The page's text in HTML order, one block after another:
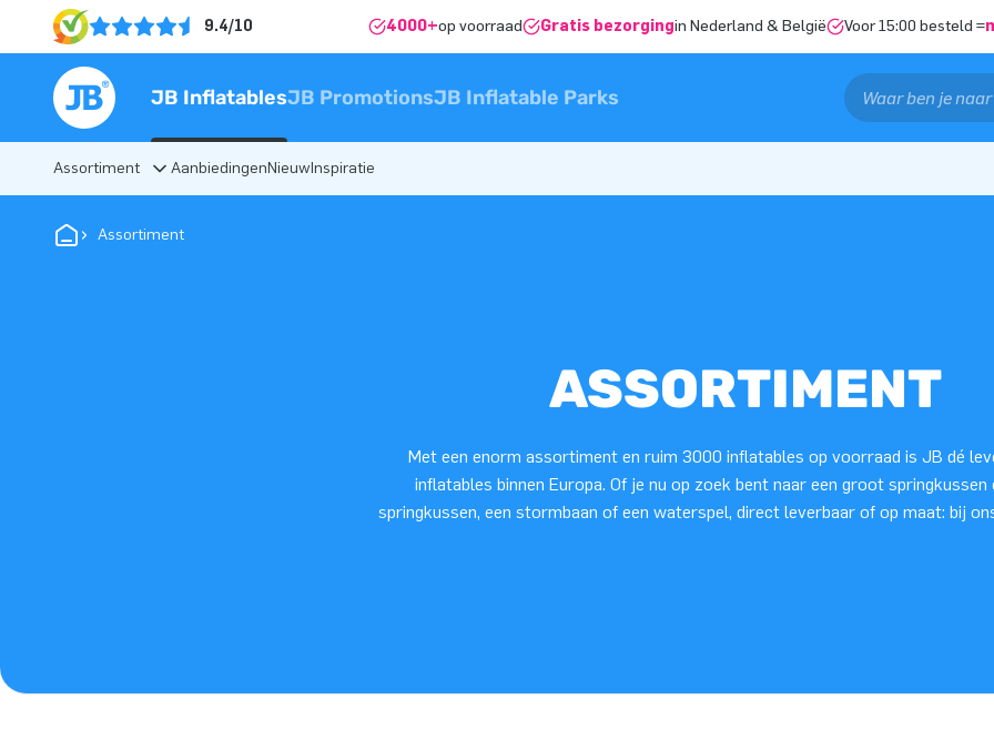
9.4/10 4000+op voorraad Gratis bezorgingin Nederland & België Voor 15:00 besteld =
JB InflatablesJB PromotionsJB Inflatable Parks
Assortiment AanbiedingenNieuwInspiratie
Assortiment
ASSORTIMENT
Met een enorm assortiment en ruim 3000 inflatables op voorraad is JB dé
inflatables binnen Europa. Of je nu op zoek bent naar een groot springkussen
springkussen, een stormbaan of een waterspel, direct leverbaar of op maat: bij